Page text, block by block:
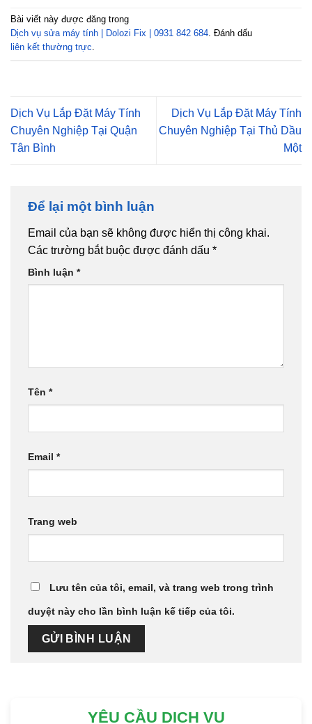
Bài viết này được đăng trong
Dịch vụ sửa máy tính | Dolozi Fix | 0931 842 684. Đánh dấu
liên kết thường trực.
Dịch Vụ Lắp Đặt Máy Tính
Chuyên Nghiệp Tại Quận
Tân Bình
Dịch Vụ Lắp Đặt Máy Tính
Chuyên Nghiệp Tại Thủ Dầu
Một
Để lại một bình luận
Email của bạn sẽ không được hiển thị công khai.
Các trường bắt buộc được đánh dấu *
Bình luận *
Tên *
Email *
Trang web
Lưu tên của tôi, email, và trang web trong trình
duyệt này cho lần bình luận kế tiếp của tôi.
YÊU CẦU DỊCH VỤ